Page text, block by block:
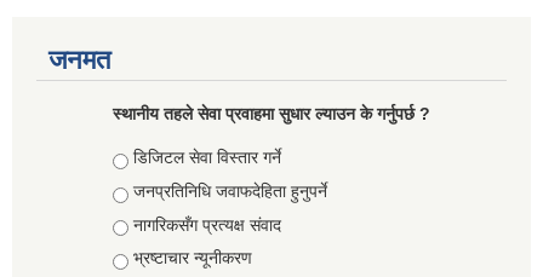
जनमत
स्थानीय तहले सेवा प्रवाहमा सुधार ल्याउन के गर्नुपर्छ ?
Choices
डिजिटल सेवा विस्तार गर्ने
जनप्रतिनिधि जवाफदेहिता हुनुपर्ने
नागरिकसँग प्रत्यक्ष संवाद
भ्रष्टाचार न्यूनीकरण